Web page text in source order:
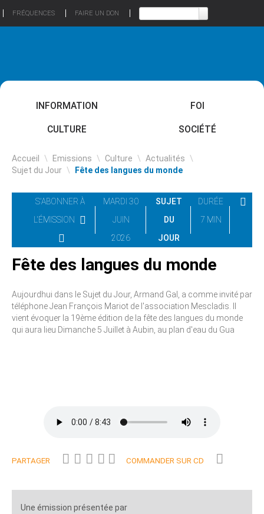
FRÉQUENCES FAIRE UN DON
INFORMATION FOI
CULTURE SOCIÉTÉ
Accueil \ Emissions \ Culture \ Actualités \
Sujet du Jour \ Fête des langues du monde
S'ABONNER À
L'ÉMISSION
MARDI 30
JUIN
2026
SUJET
DU
JOUR
DURÉE
7 MIN
Fête des langues du monde
Aujourdhui dans le Sujet du Jour, Armand Gal, a comme invité par
téléphone Jean François Mariot de l'association Mescladis. Il
vient évoquer la 19ème édition de la fête des langues du monde
qui aura lieu Dimanche 5 Juillet à Aubin, au plan d'eau du Gua
PARTAGER COMMANDER SUR CD
Une émission présentée par